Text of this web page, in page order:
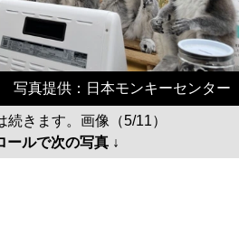
写真提供：日本モンキーセンター
続きます。画像（5/11）
ールで次の写真 ↓